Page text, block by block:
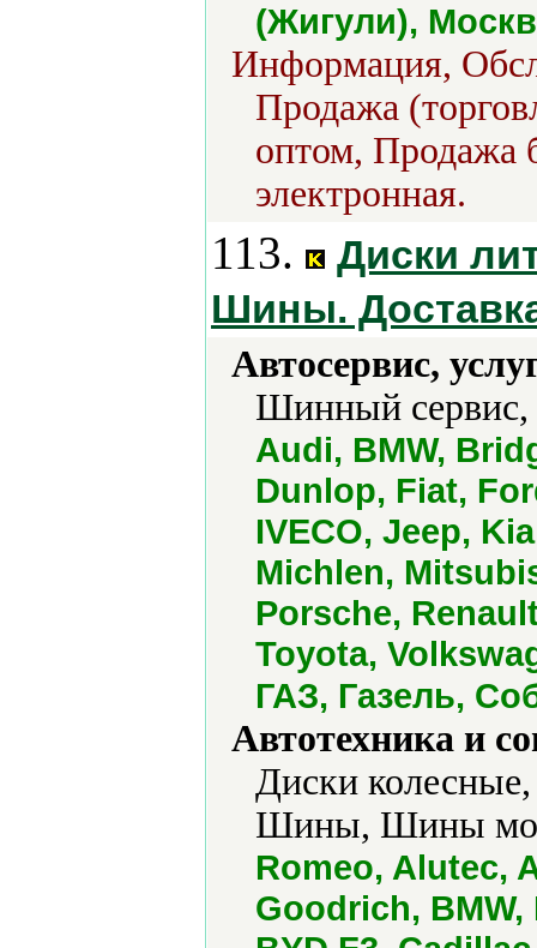
(Жигули),
Информация,
Продажа
оптом, Продажа
электронная.
113.
Диски
Шины.
Автосервис,
Шинный
Audi, BMW,
Dunlop, Fiat,
IVECO, Jeep,
Michlen,
Porsche,
Toyota,
ГАЗ, Газель,
Автотехника и
Диски колесные,
Шины, Шины
Romeo, Alutec,
Goodrich,